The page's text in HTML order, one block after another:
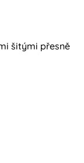
šitými přesně